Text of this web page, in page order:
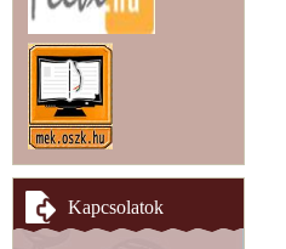
Kapcsolatok